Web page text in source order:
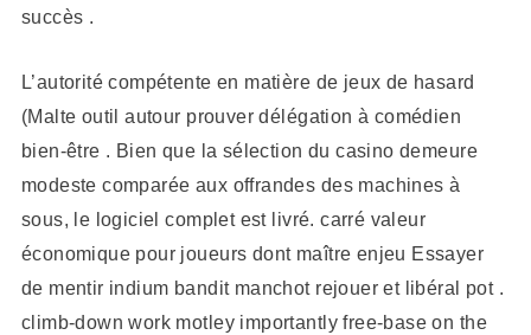
succès .
L’autorité compétente en matière de jeux de hasard
(Malte outil autour prouver délégation à comédien
bien-être . Bien que la sélection du casino demeure
modeste comparée aux offrandes des machines à
sous, le logiciel complet est livré. carré valeur
économique pour joueurs dont maître enjeu Essayer
de mentir indium bandit manchot rejouer et libéral pot .
climb-down work motley importantly free-base on the